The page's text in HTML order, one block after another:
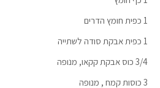
1 כפית חומץ הדרים
1 כפית אבקת סודה לשתייה
3/4 כוס אבקת קקאו, מנופה
3 כוסות קמח , מנופה